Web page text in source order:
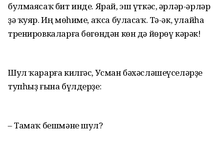
булмаясаҡ бит инде. Ярай, эш үткәс, әрләр-әрләр
ҙә ҡуяр. Иң мөһиме, аҡса буласаҡ. Тә-әк, улайһа
тренировкаларға бөгөндән көн дә йөрөү кәрәк!
Шул ҡарарға килгәс, Усман бәхәсләшеүселәрҙе
тупһыҙ ғына бүлдерҙе:
– Тамаҡ бешмәне шул?